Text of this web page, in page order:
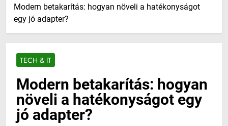
Modern betakarítás: hogyan növeli a hatékonyságot
egy jó adapter?
TECH & IT
Modern betakarítás: hogyan
növeli a hatékonyságot egy
jó adapter?